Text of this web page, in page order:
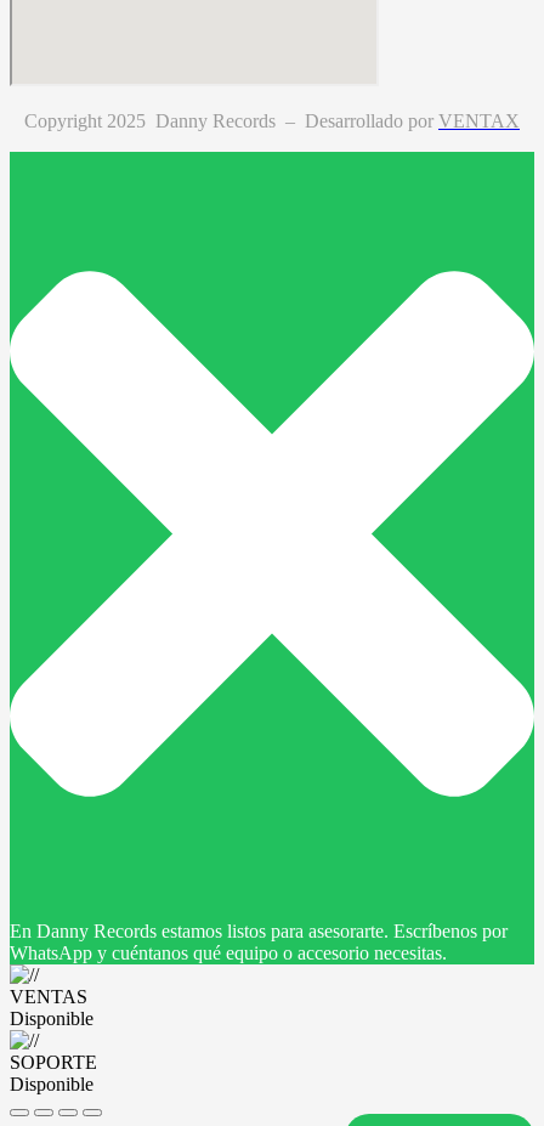
Copyright 2025 Danny Records – Desarrollado por VENTAX
En Danny Records estamos listos para asesorarte. Escríbenos por
WhatsApp y cuéntanos qué equipo o accesorio necesitas.
VENTAS
Disponible
SOPORTE
Disponible